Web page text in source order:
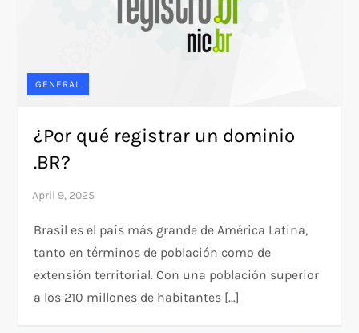
GENERAL
¿Por qué registrar un dominio
.BR?
Brasil es el país más grande de América Latina,
tanto en términos de población como de
extensión territorial. Con una población superior
a los 210 millones de habitantes […]